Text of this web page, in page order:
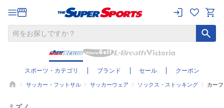
スポーツ・カテゴリ ブランド セール クーポン
サッカー・フットサル サッカーウェア ソックス・ストッキング カー